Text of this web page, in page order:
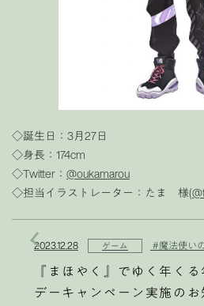
◇誕生日：3月27日
◇身長：174cm
◇Twitter： @oukamarou
◇担当イラストレーター：たま 様(
2023.12.28 ゲーム #魔法使い
『まほやく』でゆく年く
デーキャンペーン実施のお